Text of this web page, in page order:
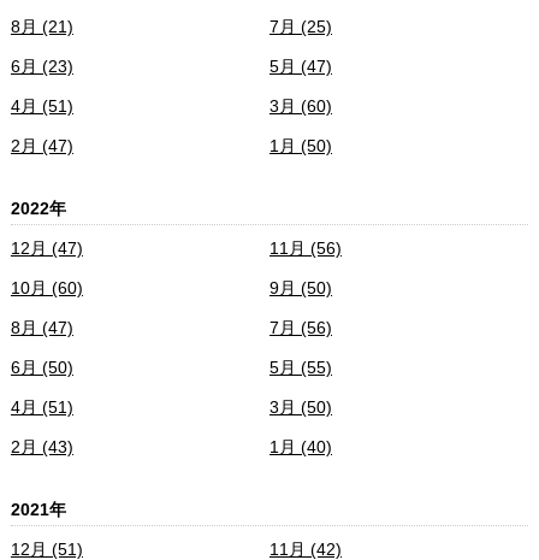
8月 (21) 7月 (25)
6月 (23) 5月 (47)
4月 (51) 3月 (60)
2月 (47) 1月 (50)
2022年
12月 (47) 11月 (56)
10月 (60) 9月 (50)
8月 (47) 7月 (56)
6月 (50) 5月 (55)
4月 (51) 3月 (50)
2月 (43) 1月 (40)
2021年
12月 (51) 11月 (42)